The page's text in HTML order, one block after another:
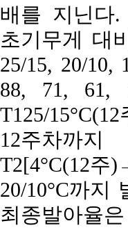
배를 지닌다
초기무게 대
25/15, 20/10,
88, 71, 61,
T125/
12주
T2[4°C(12주
20/10°C까지
최종발아율